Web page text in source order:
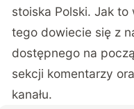
stoiska Polski. Jak to
tego dowiecie się z
dostępnego na
sekcji komentarzy
kanału.